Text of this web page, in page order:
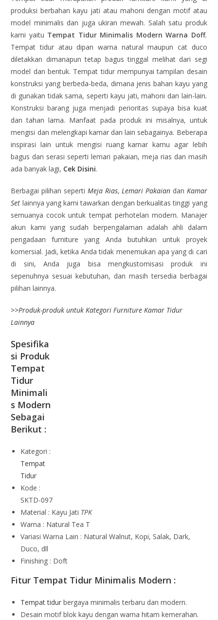
produksi berbahan kayu jati atau mahoni dengan motif atau
model minimalis dan juga ukiran mewah. Salah satu produk
kami yaitu Tempat Tidur Minimalis Modern Warna Doff.
Tempat tidur atau dipan warna natural maupun cat duco
diletakkan dimanapun tetap bagus tinggal melihat dari segi
model dan bentuk. Tempat tidur mempunyai tampilan desain
konstruksi yang berbeda-beda, dimana jenis bahan kayu yang
di gunakan tidak sama, seperti kayu jati, mahoni dan lain-lain.
Konstruksi barang juga menjadi perioritas supaya bisa kuat
dan tahan lama. Manfaat pada produk ini misalnya, untuk
mengisi dan melengkapi kamar dan lain sebagainya. Beberapa
inspirasi lain untuk mengisi ruang kamar kamu agar lebih
bagus dan serasi seperti lemari pakaian, meja rias dan masih
ada banyak lagi, Cek Disini.
Berbagai pilihan seperti Meja Rias, Lemari Pakaian dan Kamar
Set lainnya yang kami tawarkan dengan berkualitas tinggi yang
semuanya cocok untuk tempat perhotelan modern. Manajer
akun kami yang sudah berpengalaman adalah ahli dalam
pengadaan furniture yang Anda butuhkan untuk proyek
komersial. Jadi, ketika Anda tidak menemukan apa yang di cari
di sini, Anda juga bisa mengkustomisasi produk ini
sepenuhnya sesuai kebutuhan, dan masih tersedia berbagai
pilihan lainnya.
>>Produk-produk untuk Kategori Furniture Kamar Tidur
Lainnya
Spesifika
si Produk
Tempat
Tidur
Minimali
s Modern
Sebagai
Berikut :
Kategori :
Tempat
Tidur
Kode :
SKTD-097
Material : Kayu Jati TPK
Warna : Natural Tea T
Variasi Warna Lain : Natural Walnut, Kopi, Salak, Dark,
Duco, dll
Finishing : Doft
Fitur Tempat Tidur Minimalis Modern :
Tempat tidur bergaya minimalis terbaru dan modern.
Desain motif blok kayu dengan warna hitam kemerahan.